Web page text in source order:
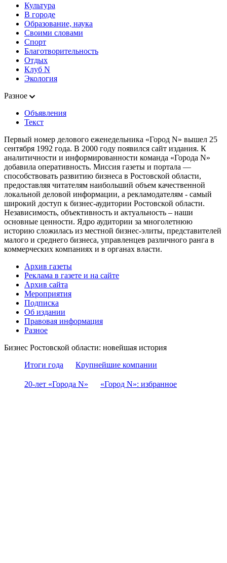
Культура
В городе
Образование, наука
Своими словами
Спорт
Благотворительность
Отдых
Клуб N
Экология
Разное
Объявления
Текст
Первый номер делового еженедельника «Город N» вышел 25
сентября 1992 года. В 2000 году появился сайт издания. К
аналитичности и информированности команда «Города N»
добавила оперативность. Миссия газеты и портала —
способствовать развитию бизнеса в Ростовской области,
предоставляя читателям наибольший объем качественной
локальной деловой информации, а рекламодателям - самый
широкий доступ к бизнес-аудитории Ростовской области.
Независимость, объективность и актуальность – наши
основные ценности. Ядро аудитории за многолетнюю
историю сложилась из местной бизнес-элиты, представителей
малого и среднего бизнеса, управленцев различного ранга в
коммерческих компаниях и в органах власти.
Архив газеты
Реклама в газете и на сайте
Архив сайта
Мероприятия
Подписка
Об издании
Правовая информация
Разное
Бизнес Ростовской области: новейшая история
Итоги года
Крупнейшие компании
20-лет «Города N» «Город N»: избранное